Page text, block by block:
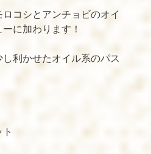
コシとアンチョビのオイ
に加わります！
利かせたオイル系のパス